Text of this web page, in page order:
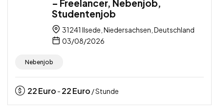
– Freelancer, Nebenjob,
Studentenjob
31241 Ilsede, Niedersachsen, Deutschland
03/08/2026
Nebenjob
22Euro - 22Euro / Stunde